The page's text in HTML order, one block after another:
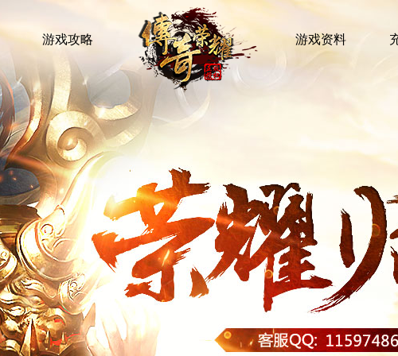
游戏攻略 游戏资料